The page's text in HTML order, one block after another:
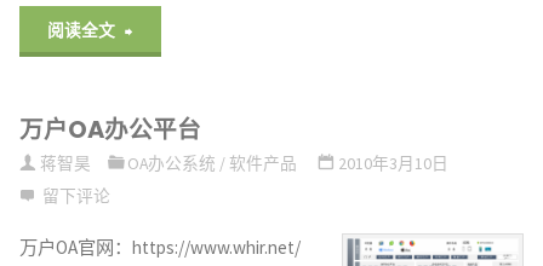
阅读全文
OA
万户OA办公平台
蒋智昊 OA办公系统 / 软件产品
2010年3月10日
留下评论
万户OA官网：https://www.whir.net/